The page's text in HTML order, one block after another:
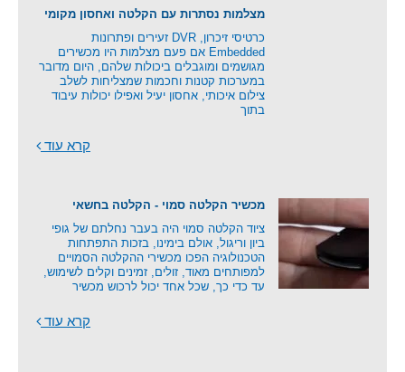
מצלמות נסתרות עם הקלטה ואחסון מקומי
כרטיסי זיכרון, DVR זעירים ופתרונות
Embedded אם פעם מצלמות היו מכשירים
מגושמים ומוגבלים ביכולות שלהם, היום מדובר
במערכות קטנות וחכמות שמצליחות לשלב
צילום איכותי, אחסון יעיל ואפילו יכולות עיבוד
בתוך
קרא עוד
מכשיר הקלטה סמוי - הקלטה בחשאי
ציוד הקלטה סמוי היה בעבר נחלתם של גופי
ביון וריגול, אולם בימינו, בזכות התפתחות
הטכנולוגיה הפכו מכשירי ההקלטה הסמויים
למפותחים מאוד, זולים, זמינים וקלים לשימוש,
עד כדי כך, שכל אחד יכול לרכוש מכשיר
קרא עוד